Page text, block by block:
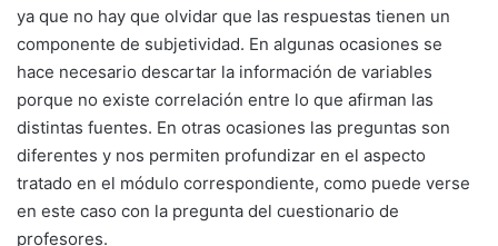
ya que no hay que olvidar que las respuestas tienen un
componente de subjetividad. En algunas ocasiones se
hace necesario descartar la información de variables
porque no existe correlación entre lo que afirman las
distintas fuentes. En otras ocasiones las preguntas son
diferentes y nos permiten profundizar en el aspecto
tratado en el módulo correspondiente, como puede verse
en este caso con la pregunta del cuestionario de
profesores.